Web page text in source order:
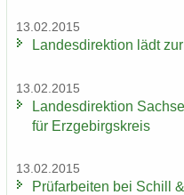
13.02.2015
Lan­des­di­rek­ti­on lädt
13.02.2015
Lan­des­di­rek­ti­on
für Erz­ge­birgs­kreis
13.02.2015
Prüf­ar­bei­ten bei Schill